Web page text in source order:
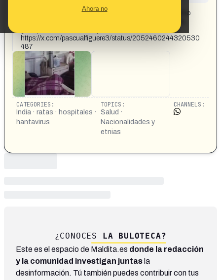
Ahora no
1HOSPITALES EN LA INDIA Podemos comprobar cómo
¿Porque en la India no hay ni un solo caso de Hanta?
https://x.com/pascualfiguere3/status/2052460244320530
487
CATEGORIES:
India · ratas · hospitales ·
hantavirus
TOPICS:
Salud ·
Nacionalidades y
etnias
CHANNELS:
¿CONOCES LA BULOTECA?
Este es el espacio de Maldita.es donde la redacción
y la comunidad investigan juntas la
desinformación. Tú también puedes contribuir con tus